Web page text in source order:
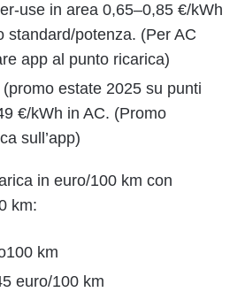
use in area 0,65–0,85 €/kWh
standard/potenza. (Per AC
app al punto ricarica)
(promo estate 2025 su punti
€/kWh in AC. (Promo
sull’app)
in euro/100 km con
km:
km
euro/100 km